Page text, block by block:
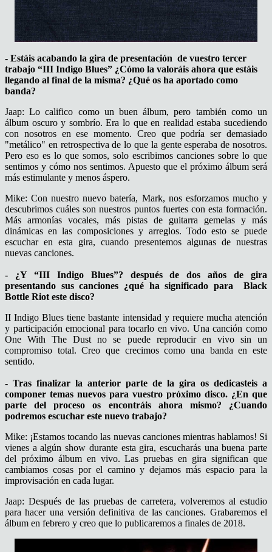
- Estáis acabando la gira de presentación de vuestro tercer
trabajo “III Indigo Blues” ¿Cómo la valoráis ahora que estáis
llegando al final de la misma? ¿Qué os ha aportado como
banda?
Jaap: Lo califico como un buen álbum, pero también como un
álbum oscuro y sombrío. Era lo que en realidad estaba sucediendo
con nosotros en ese momento. Creo que podría ser demasiado
"metálico" en retrospectiva de lo que la gente esperaba de nosotros.
Pero eso es lo que somos, solo escribimos canciones sobre lo que
sentimos y cómo nos sentimos. Apuesto que el próximo álbum será
más estimulante y menos áspero.
Mike: Con nuestro nuevo batería, Mark, nos esforzamos mucho y
descubrimos cuáles son nuestros puntos fuertes con esta formación.
Más armonías vocales, más pistas de guitarra gemelas y más
dinámicas en las composiciones y arreglos. Todo esto se puede
escuchar en esta gira, cuando presentemos algunas de nuestras
nuevas canciones.
- ¿Y “III Indigo Blues”? después de dos años de gira
presentando sus canciones ¿qué ha significado para Black
Bottle Riot este disco?
II Indigo Blues tiene bastante intensidad y requiere mucha atención
y participación emocional para tocarlo en vivo. Una canción como
One With The Dust no se puede reproducir en vivo sin un
compromiso total. Creo que crecimos como una banda en este
sentido.
- Tras finalizar la anterior parte de la gira os dedicasteis a
componer temas nuevos para vuestro próximo disco. ¿En que
parte del proceso os encontráis ahora mismo? ¿Cuando
podremos escuchar este nuevo trabajo?
Mike: ¡Estamos tocando las nuevas canciones mientras hablamos! Si
vienes a algún show durante esta gira, escucharás una buena parte
del próximo álbum en vivo. Las pruebas en gira significan que
cambiamos cosas por el camino y dejamos más espacio para la
improvisación en cada lugar.
Jaap: Después de las pruebas de carretera, volveremos al estudio
para hacer una versión definitiva de las canciones. Grabaremos el
álbum en febrero y creo que lo publicaremos a finales de 2018.